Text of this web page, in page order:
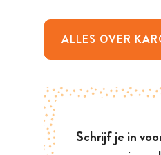
ALLES OVER
Schrijf je in